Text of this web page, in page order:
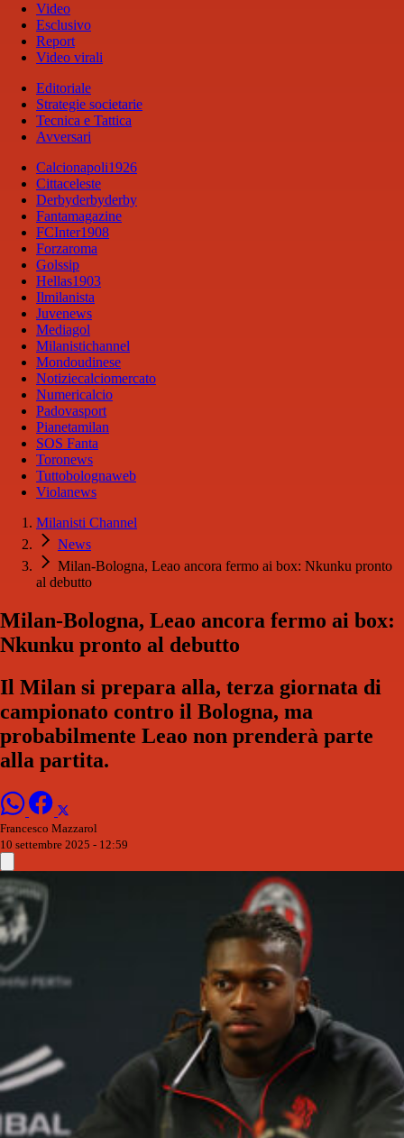
Video
Esclusivo
Report
Video virali
Editoriale
Strategie societarie
Tecnica e Tattica
Avversari
Calcionapoli1926
Cittaceleste
Derbyderbyderby
Fantamagazine
FCInter1908
Forzaroma
Golssip
Hellas1903
Ilmilanista
Juvenews
Mediagol
Milanistichannel
Mondoudinese
Notiziecalciomercato
Numericalcio
Padovasport
Pianetamilan
SOS Fanta
Toronews
Tuttobolognaweb
Violanews
Milanisti Channel
News
Milan-Bologna, Leao ancora fermo ai box: Nkunku pronto
al debutto
Milan-Bologna, Leao ancora fermo ai box:
Nkunku pronto al debutto
Il Milan si prepara alla, terza giornata di
campionato contro il Bologna, ma
probabilmente Leao non prenderà parte
alla partita.
Francesco Mazzarol
10 settembre 2025 - 12:59